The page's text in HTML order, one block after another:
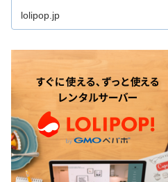
lolipop.jp